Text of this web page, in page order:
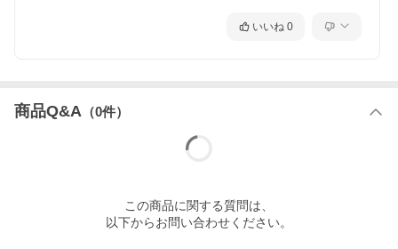
・使用後はそのまま脱ぐか、両サイドを下から破ってはずしま
【原材料】
表面材…ポリオレフィン系不織布
・紙おむつ、包装紙は、誤飲のおそれのある幼児、ご老人のお手
いいね 0
商品Q&A （0件）
この商品に関する質問は、
以下からお問い合わせください。